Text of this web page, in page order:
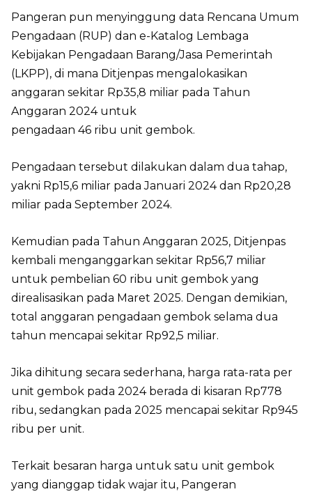
Pangeran pun menyinggung data Rencana Umum
Pengadaan (RUP) dan e-Katalog Lembaga
Kebijakan Pengadaan Barang/Jasa Pemerintah
(LKPP), di mana Ditjenpas mengalokasikan
anggaran sekitar Rp35,8 miliar pada Tahun
Anggaran 2024 untuk
pengadaan 46 ribu unit gembok.
Pengadaan tersebut dilakukan dalam dua tahap,
yakni Rp15,6 miliar pada Januari 2024 dan Rp20,28
miliar pada September 2024.
Kemudian pada Tahun Anggaran 2025, Ditjenpas
kembali menganggarkan sekitar Rp56,7 miliar
untuk pembelian 60 ribu unit gembok yang
direalisasikan pada Maret 2025. Dengan demikian,
total anggaran pengadaan gembok selama dua
tahun mencapai sekitar Rp92,5 miliar.
Jika dihitung secara sederhana, harga rata-rata per
unit gembok pada 2024 berada di kisaran Rp778
ribu, sedangkan pada 2025 mencapai sekitar Rp945
ribu per unit.
Terkait besaran harga untuk satu unit gembok
yang dianggap tidak wajar itu, Pangeran